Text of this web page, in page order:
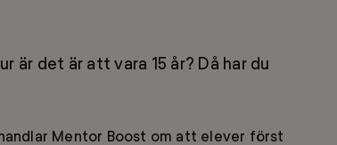
är det är att vara 15 år? Då har du
Mentor Boost om att elever först